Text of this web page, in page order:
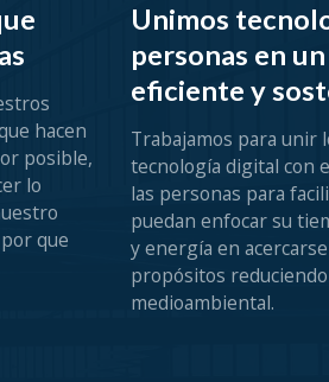
hacen
posible,
lo
que
Unimos
personas en
eficiente y
Trabajamos para unir
tecnología digital con
las personas para
puedan enfocar su
y energía en
propósitos
medioambiental.